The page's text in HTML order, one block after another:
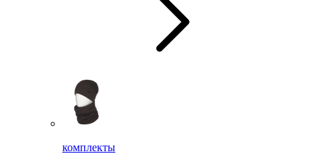
комплекты